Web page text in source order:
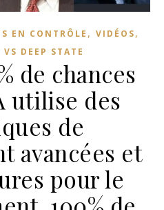
EN CONTRÔLE , VIDÉOS,
DEEP STATE
de chances
utilise des
de
avancées et
pour le